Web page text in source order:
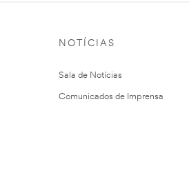
NOTÍCIAS
Sala de Notícias
Comunicados de Imprensa